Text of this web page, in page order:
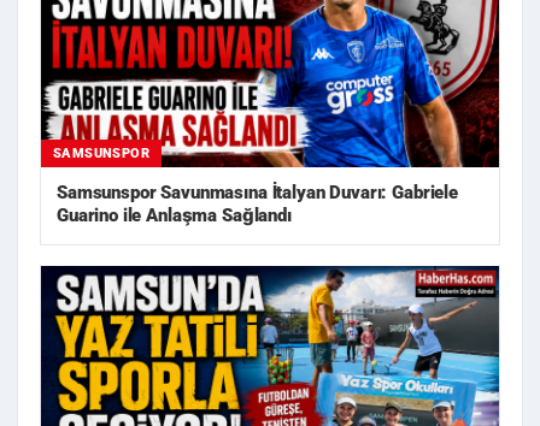
SAMSUNSPOR
Samsunspor Savunmasına İtalyan Duvarı: Gabriele
Guarino ile Anlaşma Sağlandı